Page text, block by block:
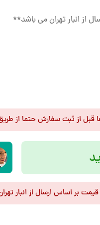
از انبار تهران می باشد**
قبل از ثبت سفارش حتما از
قیمت بر اساس ارسال از انبار